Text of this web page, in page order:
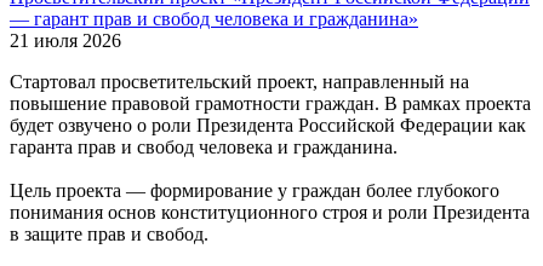
— гарант прав и свобод человека и гражданина»
21 июля 2026
Стартовал просветительский проект, направленный на
повышение правовой грамотности граждан. В рамках проекта
будет озвучено о роли Президента Российской Федерации как
гаранта прав и свобод человека и гражданина.
Цель проекта — формирование у граждан более глубокого
понимания основ конституционного строя и роли Президента
в защите прав и свобод.